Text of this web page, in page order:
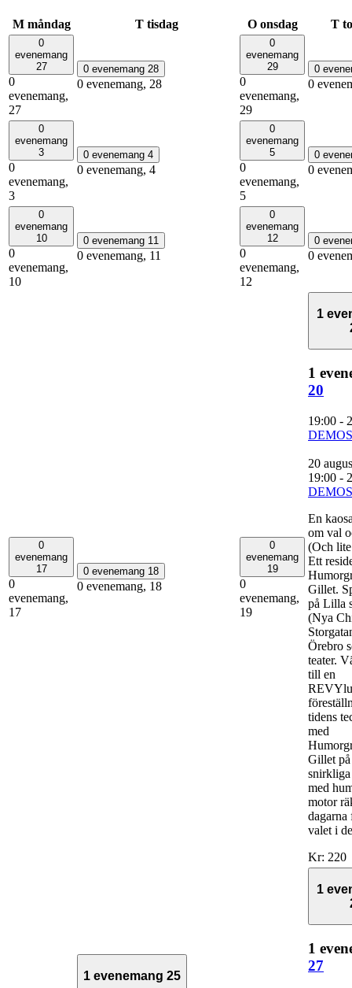
M måndag T tisdag O onsdag T
0
evenemang
27
0
evenemang,
27
0 evenemang 28
0 evenemang, 28
0
evenemang
29
0
evenemang,
29
0
0
0
evenemang
3
0
evenemang,
3
0 evenemang 4
0 evenemang, 4
0
evenemang
5
0
evenemang,
5
0
0
0
evenemang
10
0
evenemang,
10
0 evenemang 11
0 evenemang, 11
0
evenemang
12
0
evenemang,
12
0
0
0
evenemang
17
0
evenemang,
17
0 evenemang 18
0 evenemang, 18
0
evenemang
19
0
evenemang,
19
1
1
20
19:00 -
20
19:00 -
En
om val
(Och
Ett
Gillet.
på Lilla
(Nya
Örebro
teater.
till en
tidens
med
Gillet på
med
motor
valet i
Kr: 220
1 evenemang 25
1
1
27